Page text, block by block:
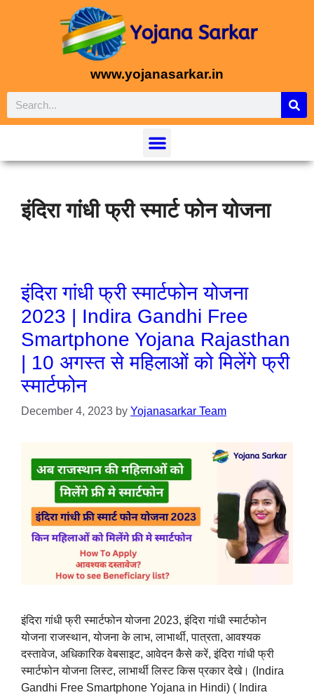
www.yojanasarkar.in
इंदिरा गांधी फ्री स्मार्ट फोन योजना
इंदिरा गांधी फ्री स्मार्टफोन योजना
2023 | Indira Gandhi Free
Smartphone Yojana Rajasthan
| 10 अगस्त से महिलाओं को मिलेंगे फ्री
स्मार्टफोन
December 4, 2023 by Yojanasarkar Team
इंदिरा गांधी फ्री स्मार्टफोन योजना 2023, इंदिरा गांधी स्मार्टफोन
योजना राजस्थान, योजना के लाभ, लाभार्थी, पात्रता, आवश्यक
दस्तावेज, अधिकारिक वेबसाइट, आवेदन कैसे करें, इंदिरा गांधी फ्री
स्मार्टफोन योजना लिस्ट, लाभार्थी लिस्ट किस प्रकार देखे। (Indira
Gandhi Free Smartphone Yojana in Hindi) ( Indira